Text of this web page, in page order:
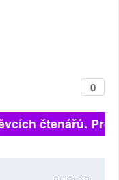
0
čtenářů.